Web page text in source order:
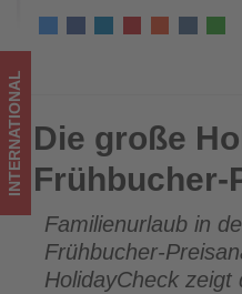
im
Tourismus
los
ist!Die große HolidayCheck
INTERNATIONAL Die große
Frühbucher-
Familienurlaub in
Frühbucher-
HolidayCheck zeigt